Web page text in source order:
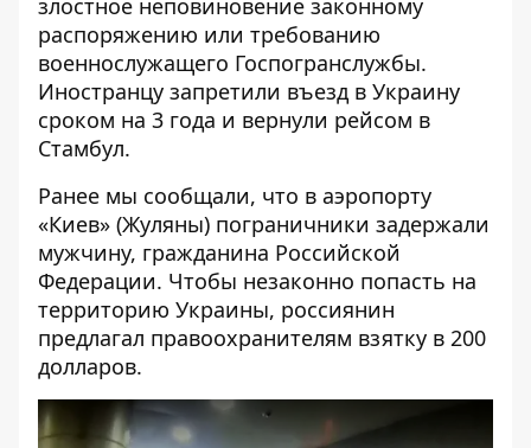
злостное неповиновение законному
распоряжению или требованию
военнослужащего Госпогранслужбы.
Иностранцу запретили въезд в Украину
сроком на 3 года и вернули рейсом в
Стамбул.
Ранее мы сообщали, что в аэропорту
«Киев» (Жуляны) пограничники задержали
мужчину, гражданина Российской
Федерации. Чтобы незаконно попасть на
территорию Украины, россиянин
предлагал правоохранителям взятку в 200
долларов.